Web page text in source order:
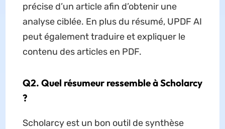
précise d’un article afin d’obtenir une
analyse ciblée. En plus du résumé, UPDF AI
peut également traduire et expliquer le
contenu des articles en PDF.
Q2. Quel résumeur ressemble à Scholarcy
?
Scholarcy est un bon outil de synthèse